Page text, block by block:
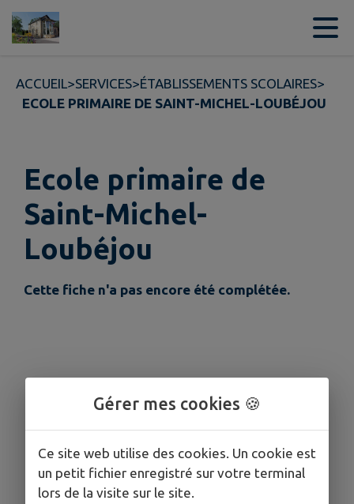
Contenu
ACCUEIL>SERVICES>ÉTABLISSEMENTS SCOLAIRES>
ECOLE PRIMAIRE DE SAINT-MICHEL-LOUBÉJOU
Ecole primaire de
Saint-Michel-
Loubéjou
Cette fiche n'a pas encore été complétée.
Gérer mes cookies 🍪
Ce site web utilise des cookies. Un cookie est
un petit fichier enregistré sur votre terminal
lors de la visite sur le site.